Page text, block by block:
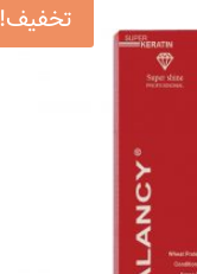
تخفیف!